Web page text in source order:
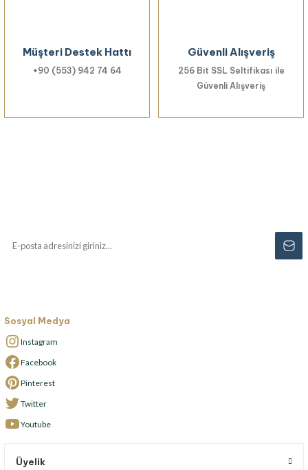
Müşteri Destek Hattı
+90 (553) 942 74 64
Güvenli Alışveriş
256 Bit SSL Seltifikası ile
Güvenli Alışveriş
Sosyal Medya
Instagram
Facebook
Pinterest
Twitter
Youtube
Üyelik